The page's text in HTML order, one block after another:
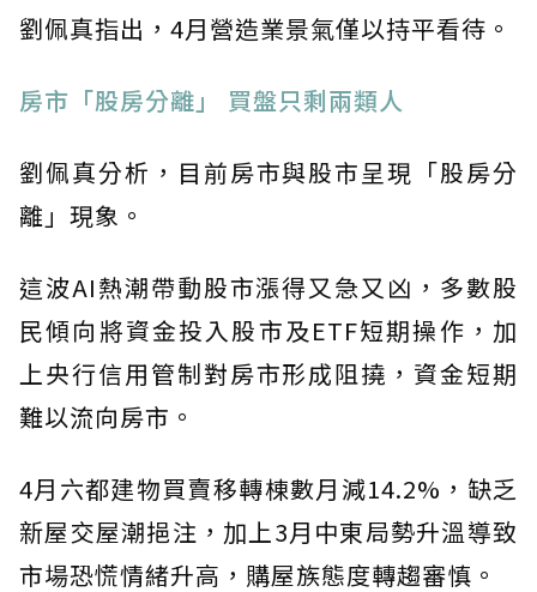
劉佩真指出，4月營造業景氣僅以持平看待。
房市「股房分離」 買盤只剩兩類人
劉佩真分析，目前房市與股市呈現「股房分
離」現象。
這波AI熱潮帶動股市漲得又急又凶，多數股
民傾向將資金投入股市及ETF短期操作，加
上央行信用管制對房市形成阻撓，資金短期
難以流向房市。
4月六都建物買賣移轉棟數月減14.2%，缺乏
新屋交屋潮挹注，加上3月中東局勢升溫導致
市場恐慌情緒升高，購屋族態度轉趨審慎。